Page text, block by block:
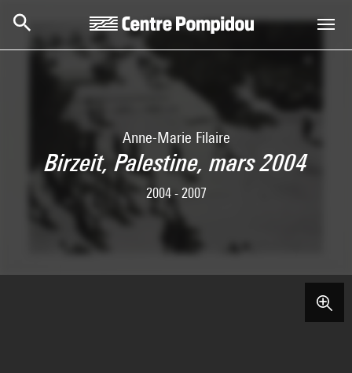
Anne-Marie Filaire
Birzeit, Palestine, mars 2004
2004 - 2007